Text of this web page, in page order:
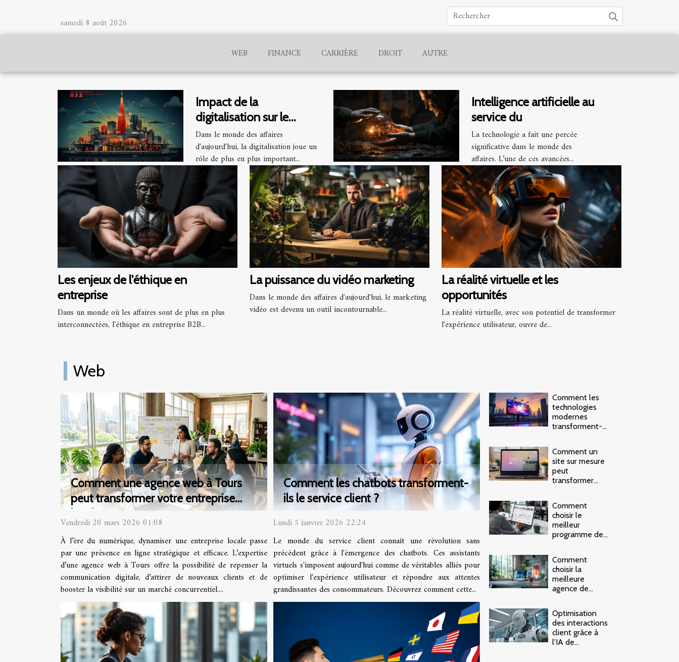
samedi 8 août 2026
WEB FINANCE CARRIÈRE DROIT AUTRE
Les enjeux de l'éthique en
entreprise
Dans un monde où les affaires sont de plus en plus
interconnectées, l'éthique en entreprise B2B...
La puissance du vidéo marketing
Dans le monde des affaires d'aujourd'hui, le marketing
vidéo est devenu un outil incontournable...
La réalité virtuelle et les
opportunités
La réalité virtuelle, avec son potentiel de transformer
l'expérience utilisateur, ouvre de...
Impact de la
digitalisation sur le
marché
Dans le monde des affaires
d'aujourd'hui, la digitalisation joue un
rôle de plus en plus important...
Intelligence artificielle au
service du
La technologie a fait une percée
significative dans le monde des
affaires. L’une de ces avancées...
Web
Comment une agence web à Tours
peut transformer votre entreprise
Vendredi 20 mars 2026 01:08
À l’ère du numérique, dynamiser une entreprise locale passe
par une présence en ligne stratégique et efficace. L’expertise
d’une agence web à Tours offre la possibilité de repenser la
communication digitale, d’attirer de nouveaux clients et de
booster la visibilité sur un marché concurrentiel....
Comment les chatbots transforment-
ils le service client ?
Lundi 5 janvier 2026 22:24
Le monde du service client connaît une révolution sans
précédent grâce à l'émergence des chatbots. Ces assistants
virtuels s'imposent aujourd'hui comme de véritables alliés pour
optimiser l'expérience utilisateur et répondre aux attentes
grandissantes des consommateurs. Découvrez comment cette...
Comment les
technologies
modernes
transforment-
Comment un
site sur mesure
peut
transformer
Comment
choisir le
meilleur
programme de
Comment
choisir la
meilleure
agence de
marketing digital
Optimisation
des interactions
client grâce à
l'IA de